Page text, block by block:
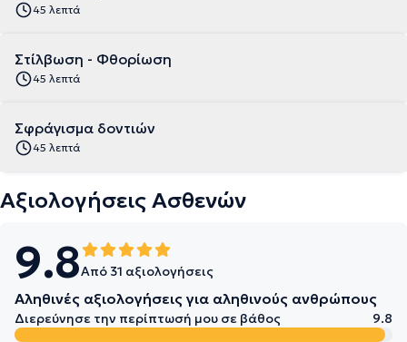
45 λεπτά
Στίλβωση - Φθορίωση
45 λεπτά
Σφράγισμα δοντιών
45 λεπτά
Αξιολογήσεις Ασθενών
9.8Από 31 αξιολογήσεις
Αληθινές αξιολογήσεις για αληθινούς ανθρώπους
Διερεύνησε την περίπτωσή μου σε βάθος
9.8